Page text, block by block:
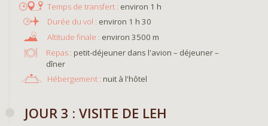
environ 1 h
environ 1 h 30
environ 3500 m
Repas : petit-déjeuner dans l'avion – déjeuner –
dîner
Hébergement : nuit à l'hôtel
JOUR 3 : VISITE DE LEH